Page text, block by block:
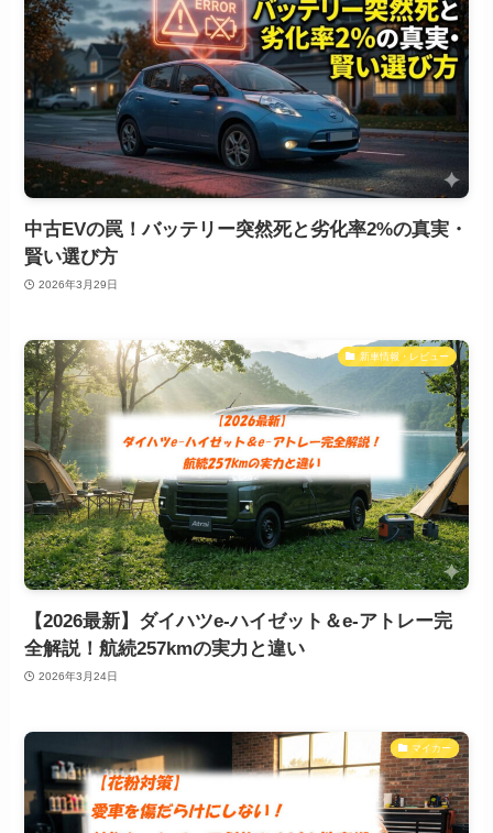
中古EVの罠！バッテリー突然死と劣化率2%の真実・
賢い選び方
2026年3月29日
新車情報・レビュー
【2026最新】ダイハツe-ハイゼット＆e-アトレー完
全解説！航続257kmの実力と違い
2026年3月24日
マイカー